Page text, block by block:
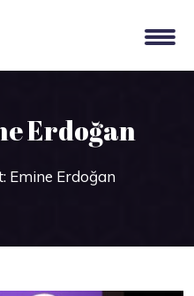
Erdoğan
Emine Erdoğan